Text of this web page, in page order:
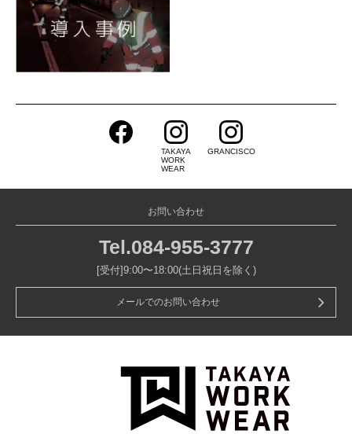
TAKAYA
WORK
WEAR
GRANCISCO
お問い合わせ
Tel.084-955-3777
[受付]9:00〜18:00(土日祝日を除く)
メールでのお問い合わせ